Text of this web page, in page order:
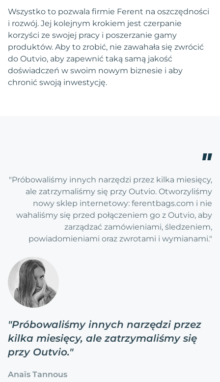
Wszystko to pozwala firmie Ferent na oszczędności
i rozwój. Jej kolejnym krokiem jest czerpanie
korzyści ze swojej pracy i poszerzanie gamy
produktów. Aby to zrobić, nie zawahała się zwrócić
do Outvio, aby zapewnić taką samą jakość
doświadczeń w swoim nowym biznesie i aby
chronić swoją inwestycję.
"Próbowaliśmy innych narzędzi przez kilka miesięcy,
ale zatrzymaliśmy się przy Outvio. Otworzyliśmy
nowy sklep internetowy: ferentbags.com i nie
wahaliśmy się przed połączeniem go z Outvio, aby
zarządzać zamówieniami, śledzeniem,
powiadomieniami oraz zwrotami i wymianami."
"Próbowaliśmy innych narzędzi przez
kilka miesięcy, ale zatrzymaliśmy się
przy Outvio."
Anaïs Tannous